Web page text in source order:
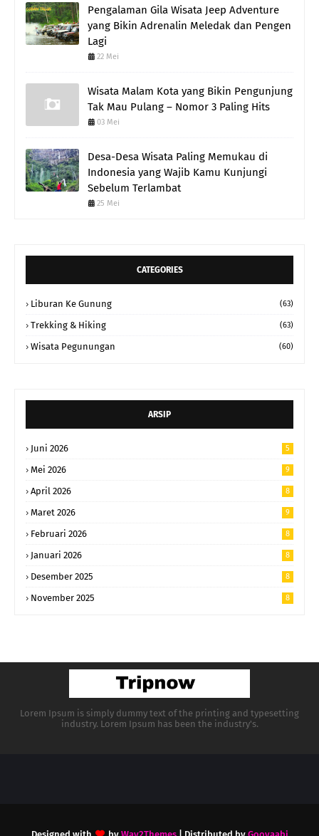
Pengalaman Gila Wisata Jeep Adventure
yang Bikin Adrenalin Meledak dan Pengen
Lagi
22 Mei
Wisata Malam Kota yang Bikin Pengunjung
Tak Mau Pulang – Nomor 3 Paling Hits
03 Mei
Desa-Desa Wisata Paling Memukau di
Indonesia yang Wajib Kamu Kunjungi
Sebelum Terlambat
25 Mei
CATEGORIES
Liburan Ke Gunung (63)
Trekking & Hiking (63)
Wisata Pegunungan (60)
ARSIP
Juni 2026 5
Mei 2026 9
April 2026 8
Maret 2026 9
Februari 2026 8
Januari 2026 8
Desember 2025 8
November 2025 8
Lorem Ipsum is simply dummy text of the printing and typesetting
industry. Lorem Ipsum has been the industry's.